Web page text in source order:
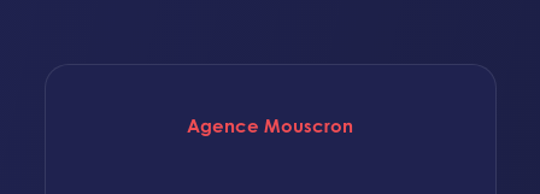
Agence Mouscron